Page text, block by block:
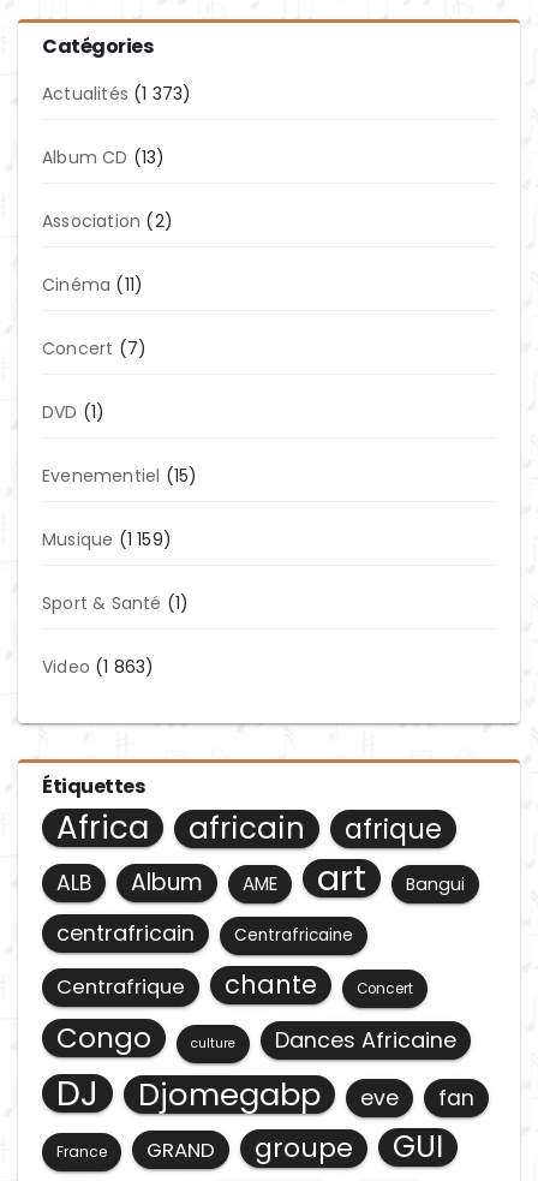
Catégories
Actualités (1 373)
Album CD (13)
Association (2)
Cinéma (11)
Concert (7)
DVD (1)
Evenementiel (15)
Musique (1 159)
Sport & Santé (1)
Video (1 863)
Étiquettes
Africa africain afrique
ALB Album AME art Bangui
centrafricain Centrafricaine
Centrafrique chante Concert
Congo culture Dances Africaine
DJ Djomegabp eve fan
France GRAND groupe GUI